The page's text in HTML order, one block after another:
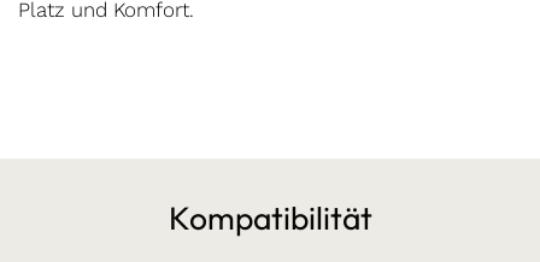
Platz und Komfort.
Kompatibilität